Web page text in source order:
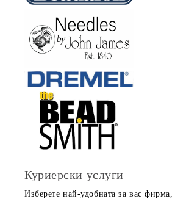
Куриерски услуги
Изберете най-удобната за вас фирма,